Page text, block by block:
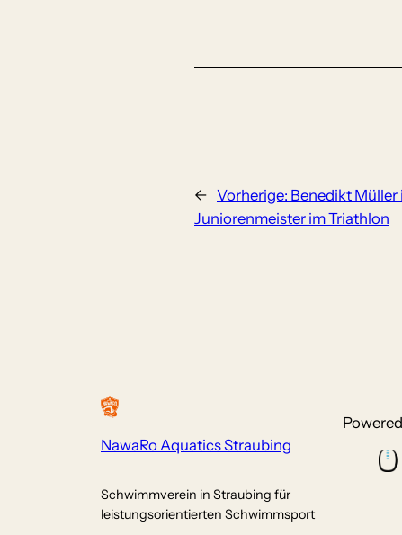
← Vorherige: Benedikt
Juniorenmeister im Triathlon
NawaRo Aquatics Straubing
Schwimmverein in Straubing für
leistungsorientierten Schwimmsport